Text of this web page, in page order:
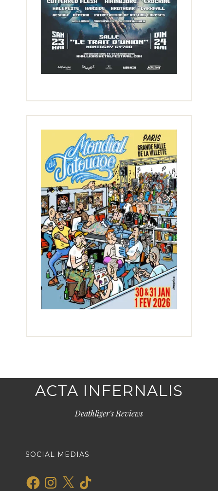
ACTA INFERNALIS
Deathliger's Reviews
SOCIAL MEDIAS
FacebookInstagram
X TikTok